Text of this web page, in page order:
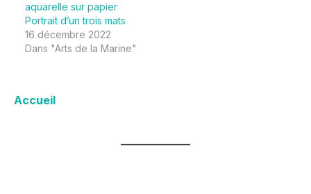
aquarelle sur papier
Portrait d’un trois mats
16 décembre 2022
Dans "Arts de la Marine"
Accueil